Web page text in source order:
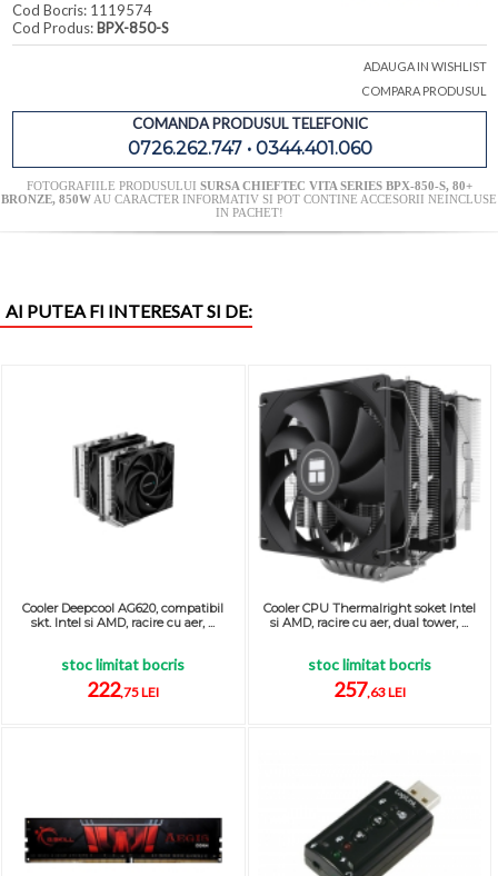
Cod Bocris: 1119574
Cod Produs: BPX-850-S
ADAUGA IN WISHLIST
COMPARA PRODUSUL
COMANDA PRODUSUL TELEFONIC
0726.262.747 • 0344.401.060
FOTOGRAFIILE PRODUSULUI SURSA CHIEFTEC VITA SERIES BPX-850-S, 80+
BRONZE, 850WAU CARACTER INFORMATIV SI POT CONTINE ACCESORII NEINCLUSE
IN PACHET!
AI PUTEA FI INTERESAT SI DE:
Cooler Deepcool AG620, compatibil
skt. Intel si AMD, racire cu aer, ...
stoc limitat bocris
222,75 LEI
Cooler CPU Thermalright soket Intel
si AMD, racire cu aer, dual tower, ...
stoc limitat bocris
257,63 LEI